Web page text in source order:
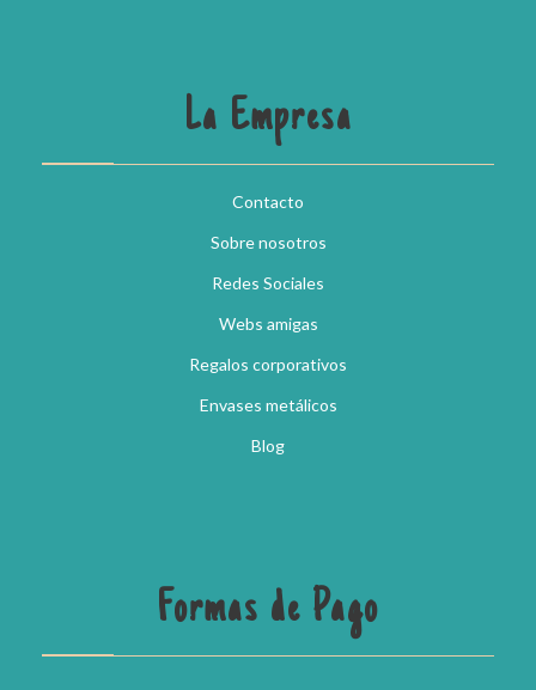
La Empresa
Contacto
Sobre nosotros
Redes Sociales
Webs amigas
Regalos corporativos
Envases metálicos
Blog
Formas de Pago